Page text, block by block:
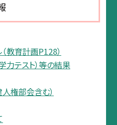
教育計画P128）
力テスト）等の結果
権部会含む）